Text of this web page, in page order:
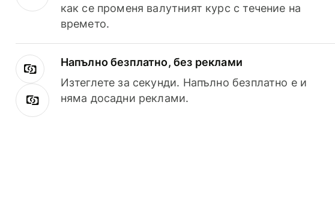
как се променя валутният курс с течение на
времето.
Напълно безплатно, без реклами
Изтеглете за секунди. Напълно безплатно е и
няма досадни реклами.